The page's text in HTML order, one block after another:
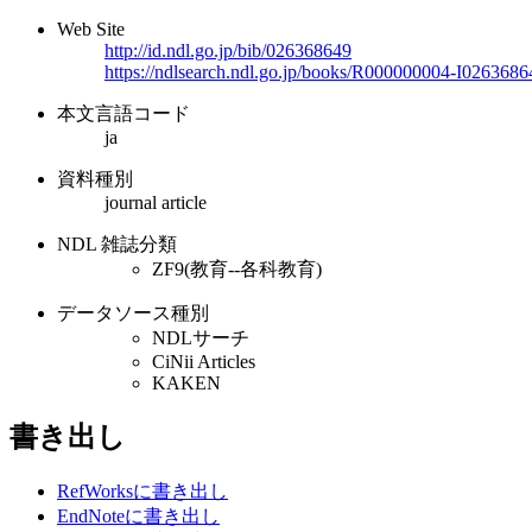
Web Site
http://id.ndl.go.jp/bib/026368649
https://ndlsearch.ndl.go.jp/books/R000000004-
本文言語コード
ja
資料種別
journal article
NDL 雑誌分類
ZF9(教育--各科教育)
データソース種別
NDLサーチ
CiNii Articles
KAKEN
書き出し
RefWorksに書き出し
EndNoteに書き出し